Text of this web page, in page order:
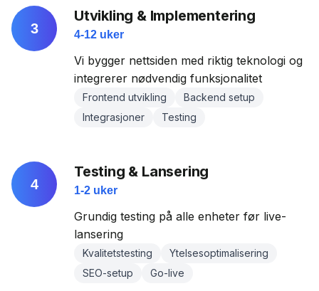
3
Utvikling & Implementering
4-12 uker
Vi bygger nettsiden med riktig teknologi og
integrerer nødvendig funksjonalitet
Frontend utvikling
Backend setup
Integrasjoner
Testing
4
Testing & Lansering
1-2 uker
Grundig testing på alle enheter før live-
lansering
Kvalitetstesting
Ytelsesoptimalisering
SEO-setup
Go-live